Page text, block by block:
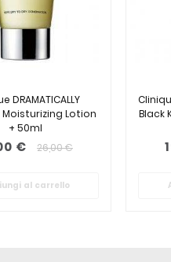
DRAMATICALLY
Lotion
+ 50ml
€ 26,00 €
al carrello
Black